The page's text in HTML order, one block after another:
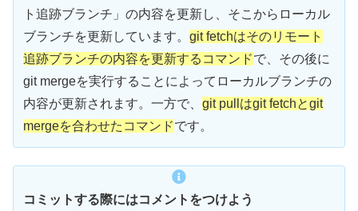
ト追跡ブランチ」の内容を更新し、そこからローカル
ブランチを更新しています。 git fetchはそのリモート
追跡ブランチの内容を更新するコマンドで、その後に
git mergeを実行することによってローカルブランチの
内容が更新されます。一方で、 git pullはgit fetchとgit
mergeを合わせたコマンドです。
コミットする際にはコメントをつけよう